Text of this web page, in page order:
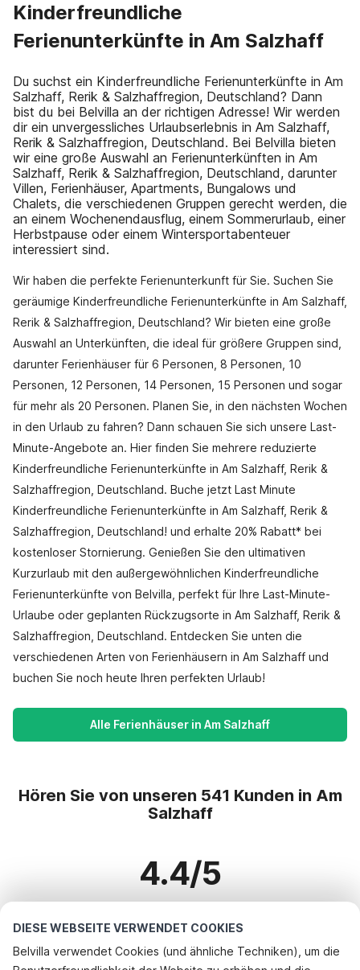
DIESE WEBSEITE VERWENDET COOKIES
Belvilla verwendet Cookies (und ähnliche Techniken), um die
Kinderfreundliche
Ferienunterkünfte in Am Salzhaff
Du suchst ein Kinderfreundliche Ferienunterkünfte in Am
Salzhaff, Rerik & Salzhaffregion, Deutschland? Dann
bist du bei Belvilla an der richtigen Adresse! Wir werden
dir ein unvergessliches Urlaubserlebnis in Am Salzhaff,
Rerik & Salzhaffregion, Deutschland. Bei Belvilla bieten
wir eine große Auswahl an Ferienunterkünften in Am
Salzhaff, Rerik & Salzhaffregion, Deutschland, darunter
Villen, Ferienhäuser, Apartments, Bungalows und
Chalets, die verschiedenen Gruppen gerecht werden, die
an einem Wochenendausflug, einem Sommerurlaub, einer
Herbstpause oder einem Wintersportabenteuer
interessiert sind.
Wir haben die perfekte Ferienunterkunft für Sie. Suchen Sie
geräumige Kinderfreundliche Ferienunterkünfte in Am Salzhaff,
Rerik & Salzhaffregion, Deutschland? Wir bieten eine große
Auswahl an Unterkünften, die ideal für größere Gruppen sind,
darunter Ferienhäuser für 6 Personen, 8 Personen, 10
Personen, 12 Personen, 14 Personen, 15 Personen und sogar
für mehr als 20 Personen. Planen Sie, in den nächsten Wochen
in den Urlaub zu fahren? Dann schauen Sie sich unsere Last-
Minute-Angebote an. Hier finden Sie mehrere reduzierte
Kinderfreundliche Ferienunterkünfte in Am Salzhaff, Rerik &
Salzhaffregion, Deutschland. Buche jetzt Last Minute
Kinderfreundliche Ferienunterkünfte in Am Salzhaff, Rerik &
Salzhaffregion, Deutschland! und erhalte 20% Rabatt* bei
kostenloser Stornierung. Genießen Sie den ultimativen
Kurzurlaub mit den außergewöhnlichen Kinderfreundliche
Ferienunterkünfte von Belvilla, perfekt für Ihre Last-Minute-
Urlaube oder geplanten Rückzugsorte in Am Salzhaff, Rerik &
Salzhaffregion, Deutschland. Entdecken Sie unten die
verschiedenen Arten von Ferienhäusern in Am Salzhaff und
buchen Sie noch heute Ihren perfekten Urlaub!
Alle Ferienhäuser in Am Salzhaff
Hören Sie von unseren 541 Kunden in Am
Salzhaff
4.4/5